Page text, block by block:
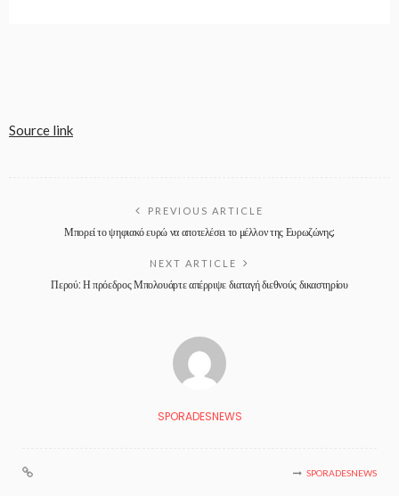
Source link
PREVIOUS ARTICLE
Μπορεί το ψηφιακό ευρώ να αποτελέσει το μέλλον της Ευρωζώνης;
NEXT ARTICLE
Περού: Η πρόεδρος Μπολουάρτε απέρριψε διαταγή διεθνούς δικαστηρίου
SPORADESNEWS
SPORADESNEWS